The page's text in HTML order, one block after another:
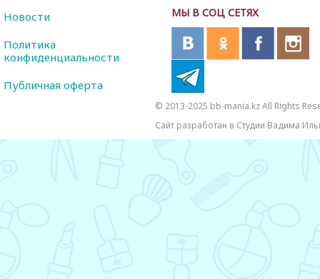
МЫ В СОЦ СЕТЯХ
Новости
Политика
конфиденциальности
Публичная оферта
© 2013-2025 bb-mania.kz All Rights
Сайт разработан в Студии Вадима